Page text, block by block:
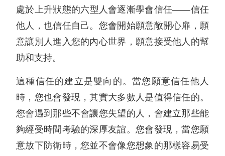
處於上升狀態的六型人會逐漸學會信任——信任
他人，也信任自己。您會開始願意敞開心扉，願
意讓別人進入您的內心世界，願意接受他人的幫
助和支持。
這種信任的建立是雙向的。當您願意信任他人
時，您也會發現，其實大多數人是值得信任的。
您會遇到那些不會讓您失望的人，會建立那些能
夠經受時間考驗的深厚友誼。您會發現，當您願
意放下防衛時，您並不會像您想象的那樣容易受